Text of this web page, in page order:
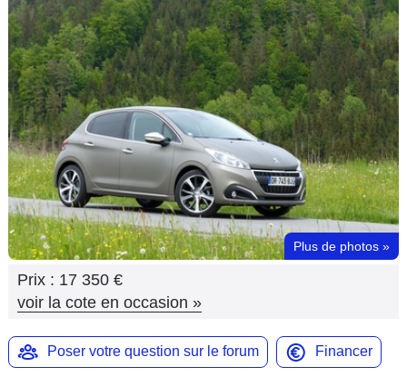
Electriques
Utilitaires
Flottes
Auto
Services
Forum
Moto
Marques
Plus de photos »
Prix : 17 350 €
voir la cote en occasion »
Poser votre question sur le forum Financer